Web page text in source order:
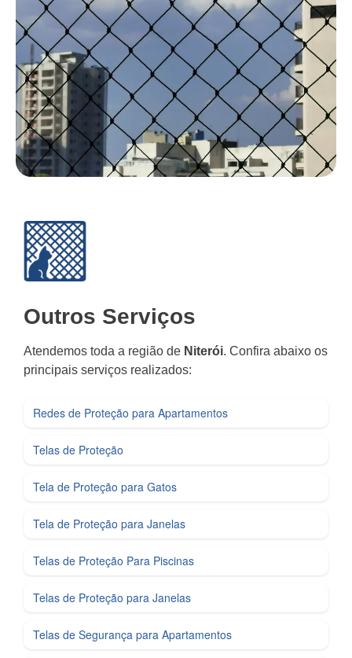
Outros Serviços
Atendemos toda a região de Niterói. Confira abaixo os
principais serviços realizados:
Redes de Proteção para Apartamentos
Telas de Proteção
Tela de Proteção para Gatos
Tela de Proteção para Janelas
Telas de Proteção Para Piscinas
Telas de Proteção para Janelas
Telas de Segurança para Apartamentos